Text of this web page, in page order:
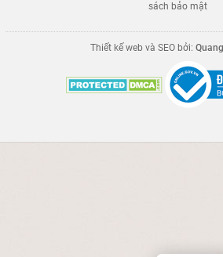
sách bảo mật
Thiết kế web và SEO bởi: